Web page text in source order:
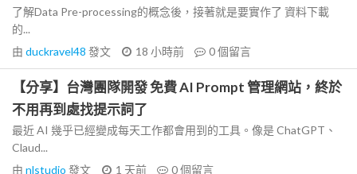
了解Data Pre-processing的概念後，接著就是要實作了 資料下載
的...
由 duckravel48 發文 18 小時前 0個留言
【分享】台灣團隊開發 免費 AI Prompt 管理網站，終於
不用再到處找提示詞了
最近 AI 幾乎已經變成每天工作都會用到的工具。像是 ChatGPT、
Claud...
由 nlstudio 發文 1 天前 0個留言